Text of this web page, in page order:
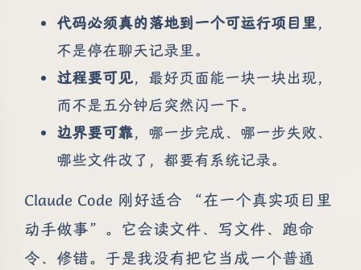
代码必须真的落地到一个可运行项目里，
不是停在聊天记录里。
过程要可见，最好页面能一块一块出现，
而不是五分钟后突然闪一下。
边界要可靠，哪一步完成、哪一步失败、
哪些文件改了，都要有系统记录。
Claude Code 刚好适合 “在一个真实项目里
动手做事”。它会读文件、写文件、跑命
令、修错。于是我没有把它当成一个普通